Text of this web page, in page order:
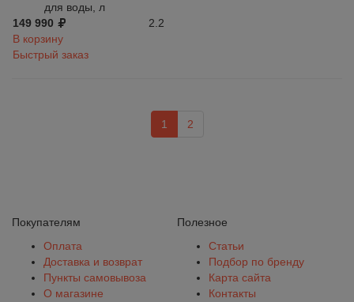
для воды, л
2.2
149 990
В корзину
Быстрый заказ
1 2
Покупателям
Оплата
Доставка и возврат
Пункты самовывоза
О магазине
Полезное
Статьи
Подбор по бренду
Карта сайта
Контакты